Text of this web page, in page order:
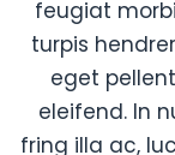
feugiat
turpis
eget
eleifend. In
fring illa ac,